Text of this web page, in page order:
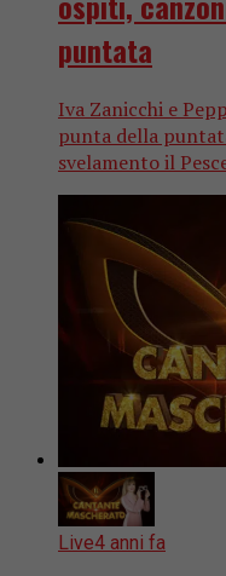
puntata
Iva Zanicchi e
punta della
svelamento il
Live4 anni fa